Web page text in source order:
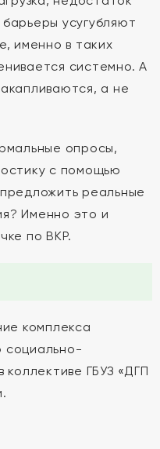
усугубляют
именно в таких
системно. А
а не
опросы,
с помощью
реальные
Именно это и
по ВКР.
комплекса
социально-
коллективе ГБУЗ «ДГП